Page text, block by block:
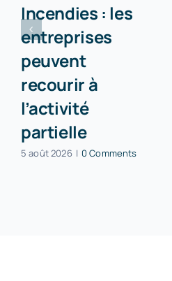
Incendies : les
entreprises
peuvent
recourir à
l’activité
partielle
5 août 2026 | 0 Comments